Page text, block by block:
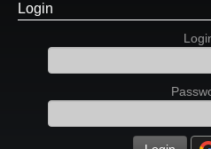
Forum
Login